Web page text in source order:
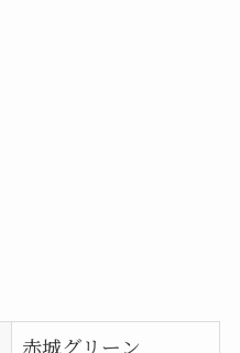
赤城グリーン